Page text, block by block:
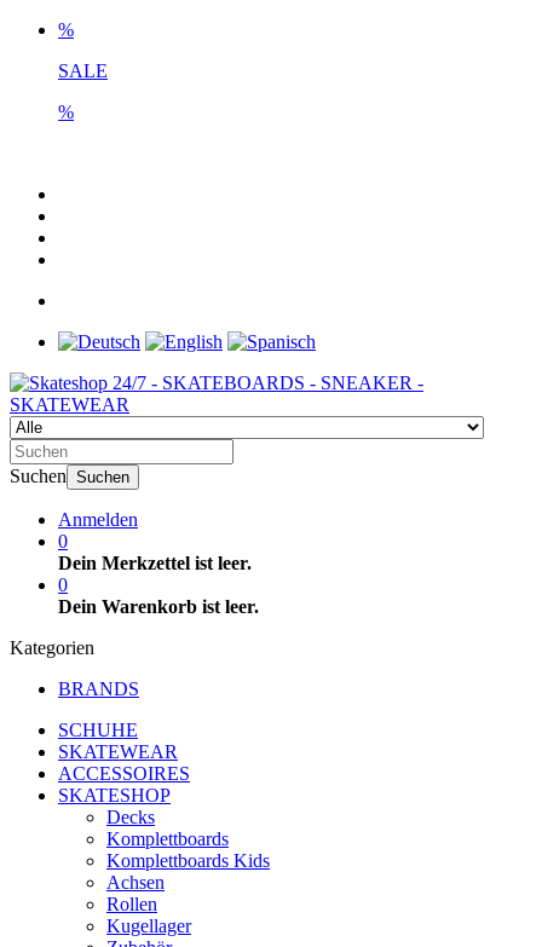
%
SALE
%
Suchen Suchen
Anmelden
0
Dein Merkzettel ist leer.
0
Dein Warenkorb ist leer.
Kategorien
BRANDS
SCHUHE
SKATEWEAR
ACCESSOIRES
SKATESHOP
Decks
Komplettboards
Komplettboards Kids
Achsen
Rollen
Kugellager